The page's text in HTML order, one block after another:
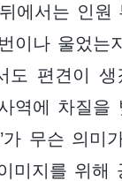
에서는 인원
이나 울었는
도 편견이 생
역에 차질을
가 무슨 의미
미지를 위해